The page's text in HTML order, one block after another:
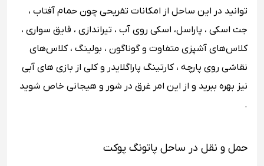
توانید در این ساحل از امکانات تفریحی چون حمام آفتاب ،
جت اسکی ، پاراسل، اسکی روی آب ، تیراندازی ، قایق سواری ،
کلاس‌های آشپزی متفاوت و گوناگون ، بولینگ ، کلاس‌های
نقاشی روی پارچه ، کارتینگ پاراگلایدر و کلی از بازی های آبی
نیز بهره ببرید و از این امر غرق در شور و هیجانی خاص شوید
.
حمل و نقل در ساحل پاتونگ پوکت